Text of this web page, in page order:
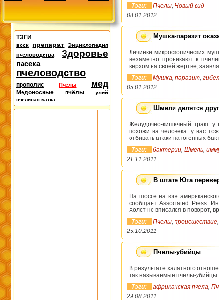
ТЭГИ
воск препарат
Энциклопедия
пчеловодства
Здоровье
пасека
пчеловодство
прополис Пчелы мед
Медоносные пчёлы улей
пчелиная матка
Тэги:
Пчелы, Новый вид
08.01.2012
Мушка-паразит
Личинки микроскопических
незаметно проникают в
верхом на своей жертве,
Тэги:
Мушка, паразит,
05.01.2012
Шмели делятся
Желудочно-кишечный тракт
похожи на человека: у нас
отбивать атаки патогенных
Тэги:
бактерии, Шмель,
21.11.2011
В штате Юта
На шоссе на юге
сообщает Associated Press.
Холст не вписался в поворот,
Тэги:
Пчелы, происшествие
25.10.2011
Пчелы-убийцы
В результате халатного
так называемые пчелы-убийцы.
Тэги:
африканская пчела,
29.08.2011